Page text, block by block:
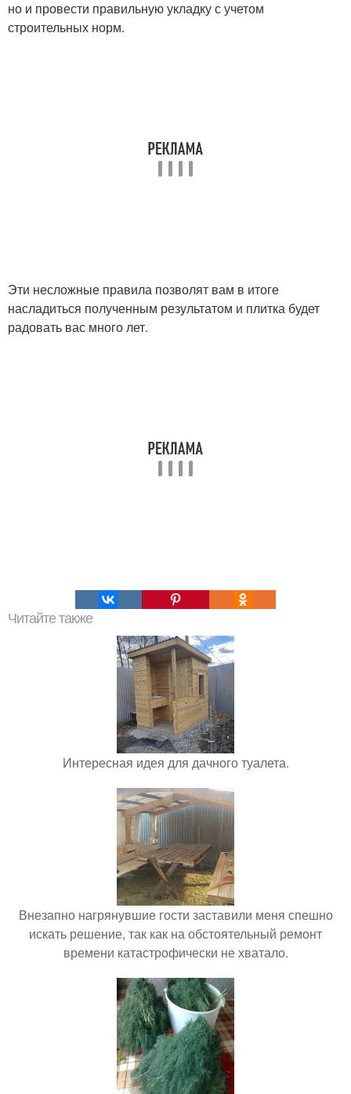
но и провести правильную укладку с учетом
строительных норм.
Эти несложные правила позволят вам в итоге
насладиться полученным результатом и плитка будет
радовать вас много лет.
Читайте также
Интересная идея для дачного туалета.
Внезапно нагрянувшие гости заставили меня спешно
искать решение, так как на обстоятельный ремонт
времени катастрофически не хватало.